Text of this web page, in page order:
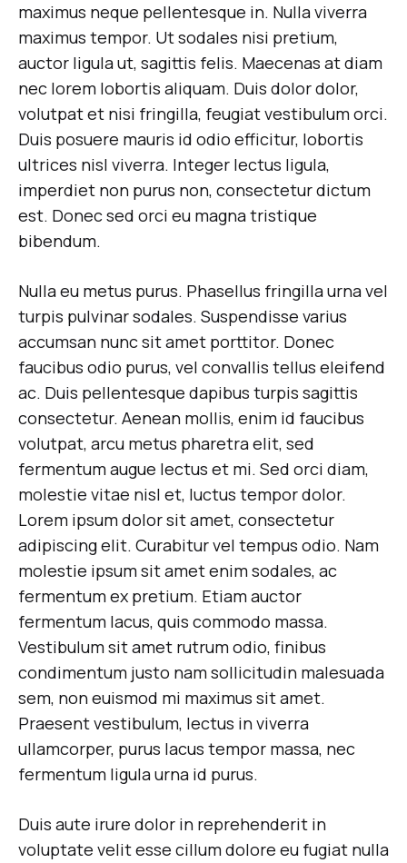
13
WAYS
STYLES
ARE
COOLER
THAN
MICHAEL
JORDAN
maximus neque pellentesque in. Nulla viverra
maximus tempor. Ut sodales nisi pretium,
auctor ligula ut, sagittis felis. Maecenas at diam
nec lorem lobortis aliquam. Duis dolor dolor,
volutpat et nisi fringilla, feugiat vestibulum orci.
Duis posuere mauris id odio efficitur, lobortis
ultrices nisl viverra. Integer lectus ligula,
imperdiet non purus non, consectetur dictum
est. Donec sed orci eu magna tristique
bibendum.
Nulla eu metus purus. Phasellus fringilla urna vel
turpis pulvinar sodales. Suspendisse varius
accumsan nunc sit amet porttitor. Donec
faucibus odio purus, vel convallis tellus eleifend
ac. Duis pellentesque dapibus turpis sagittis
consectetur. Aenean mollis, enim id faucibus
volutpat, arcu metus pharetra elit, sed
fermentum augue lectus et mi. Sed orci diam,
molestie vitae nisl et, luctus tempor dolor.
Lorem ipsum dolor sit amet, consectetur
adipiscing elit. Curabitur vel tempus odio. Nam
molestie ipsum sit amet enim sodales, ac
fermentum ex pretium. Etiam auctor
fermentum lacus, quis commodo massa.
Vestibulum sit amet rutrum odio, finibus
condimentum justo nam sollicitudin malesuada
sem, non euismod mi maximus sit amet.
Praesent vestibulum, lectus in viverra
ullamcorper, purus lacus tempor massa, nec
fermentum ligula urna id purus.
Duis aute irure dolor in reprehenderit in
voluptate velit esse cillum dolore eu fugiat nulla